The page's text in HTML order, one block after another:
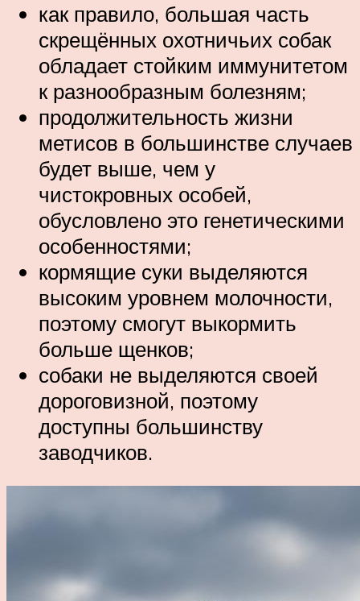
как правило, большая часть
скрещённых охотничьих собак
обладает стойким иммунитетом
к разнообразным болезням;
продолжительность жизни
метисов в большинстве случаев
будет выше, чем у
чистокровных особей,
обусловлено это генетическими
особенностями;
кормящие суки выделяются
высоким уровнем молочности,
поэтому смогут выкормить
больше щенков;
собаки не выделяются своей
дороговизной, поэтому
доступны большинству
заводчиков.